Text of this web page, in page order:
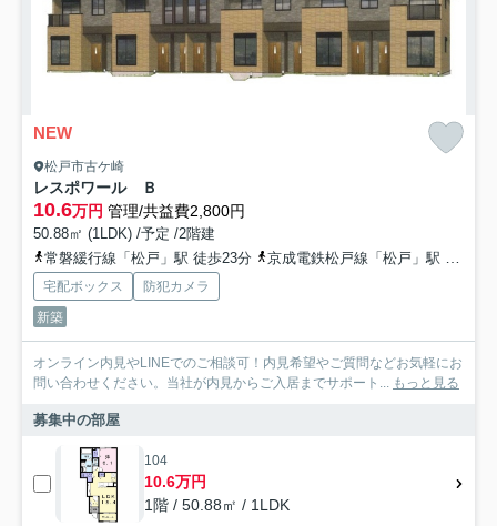
NEW
松戸市古ケ崎
レスポワール Ｂ
10.6万円 管理/共益費2,800円
50.88㎡ (1LDK) /予定 /2階建
常磐緩行線「松戸」駅 徒歩23分
京成電鉄松戸線「松戸」駅 徒歩23分
宅配ボックス
防犯カメラ
新築
オンライン内見やLINEでのご相談可！内見希望やご質問などお気軽にお
問い合わせください。当社が内見からご入居までサポート... もっと見る
募集中の部屋
104
10.6万円
1階 / 50.88㎡ / 1LDK